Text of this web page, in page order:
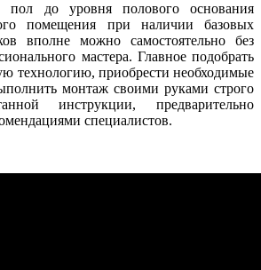
пол до уровня полового основания
помещения при наличии базовых
вполне можно самостоятельно без
мастера. Главное подобрать
технологию, приобрести необходимые
монтаж своими руками строго
инструкции, предварительно
специалистов.